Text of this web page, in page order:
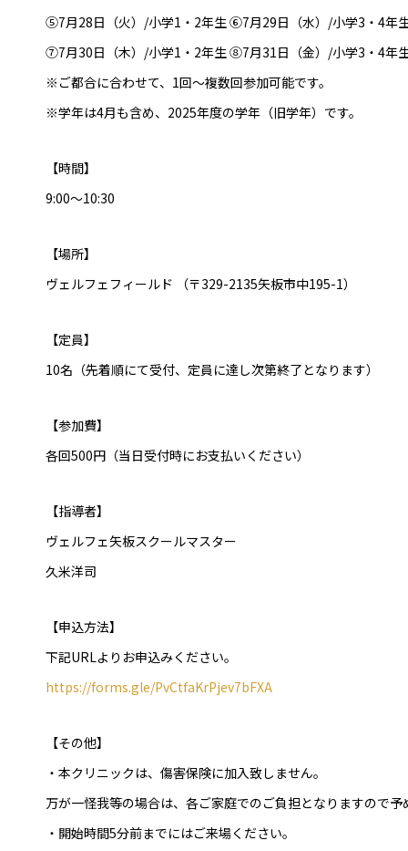
⑤7月28日（火）/小学1・2年生 ⑥7月29日（水）/小学3・4年
⑦7月30日（木）/小学1・2年生 ⑧7月31日（金）/小学3・4年
※ご都合に合わせて、1回〜複数回参加可能です。
※学年は4月も含め、2025年度の学年（旧学年）です。
【時間】
9:00〜10:30
【場所】
ヴェルフェフィールド （〒329-2135矢板市中195-1）
【定員】
10名（先着順にて受付、定員に達し次第終了となります）
【参加費】
各回500円（当日受付時にお支払いください）
【指導者】
ヴェルフェ矢板スクールマスター
久米洋司
【申込方法】
下記URLよりお申込みください。
https://forms.gle/PvCtfaKrPjev7bFXA
【その他】
・本クリニックは、傷害保険に加入致しません。
万が一怪我等の場合は、各ご家庭でのご負担となりますので
・開始時間5分前までにはご来場ください。